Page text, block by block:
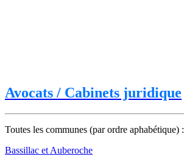
Avocats / Cabinets juridique
Toutes les communes (par ordre aphabétique) :
Bassillac et Auberoche